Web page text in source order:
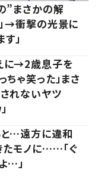
”まさかの解
→衝撃の光景に
」
に→2歳息子を
ゃ笑った」まさ
れないヤツ
と…遠方に違和
たモノに……「ぐ
…」